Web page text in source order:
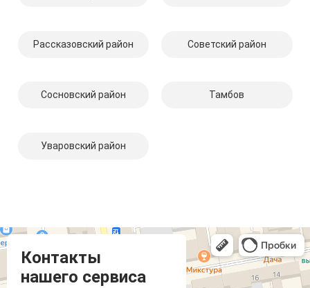
Рассказовский район Советский район
Сосновский район Тамбов
Уваровский район
Контакты
нашего сервиса
Компмастер
Тамбов
Носовская улица, 1